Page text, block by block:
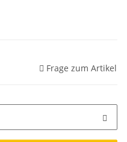
Frage zum Artikel